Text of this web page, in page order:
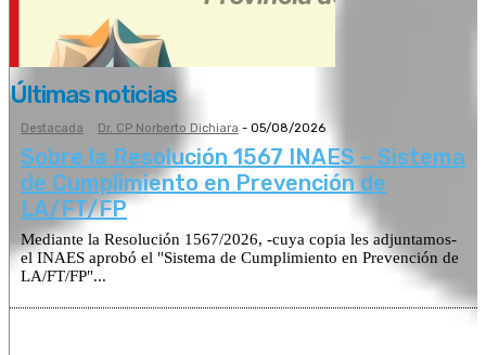
Últimas noticias
Destacada Dr. CP Norberto Dichiara - 05/08/2026
Sobre la Resolución 1567 INAES – Sistema
de Cumplimiento en Prevención de
LA/FT/FP
Mediante la Resolución 1567/2026, -cuya copia les adjuntamos-
el INAES aprobó el "Sistema de Cumplimiento en Prevención de
LA/FT/FP"...